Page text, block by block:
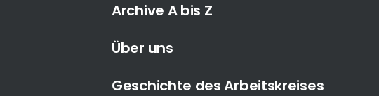
Archive A bis Z
Über uns
Geschichte des Arbeitskreises